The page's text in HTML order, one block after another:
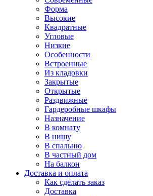
Форма
Высокие
Квадратные
Угловые
Низкие
Особенности
Встроенные
Из кладовки
Закрытые
Открытые
Раздвижные
Гардеробные шкафы
Назначение
В комнату
В нишу
В спальню
В частный дом
На балкон
Доставка и оплата
Как сделать заказ
Доставка